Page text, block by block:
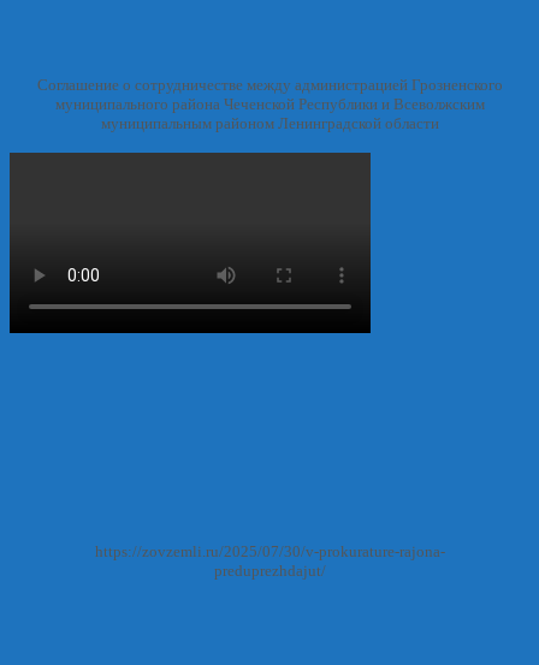
Соглашение о сотрудничестве между администрацией Грозненского
муниципального района Чеченской Республики и Всеволжским
муниципальным районом Ленинградской области
https://zovzemli.ru/2025/07/30/v-prokurature-rajona-
preduprezhdajut/